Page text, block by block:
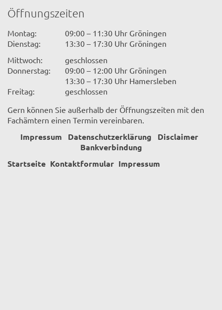
Öffnungszeiten
Montag:
09:00 – 11:30 Uhr Gröningen
Dienstag:
13:30 – 17:30 Uhr Gröningen
Mittwoch:
geschlossen
Donnerstag:
09:00 – 12:00 Uhr Gröningen
13:30 – 17:30 Uhr Hamersleben
Freitag:
geschlossen
Gern können Sie außerhalb der Öffnungszeiten mit den
Fachämtern einen Termin vereinbaren.
Impressum Datenschutzerklärung
Disclaimer
Bankverbindung
Startseite Kontaktformular Impressum